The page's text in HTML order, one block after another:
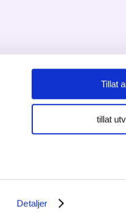
Detaljer
Tillat
tillat
Cookies